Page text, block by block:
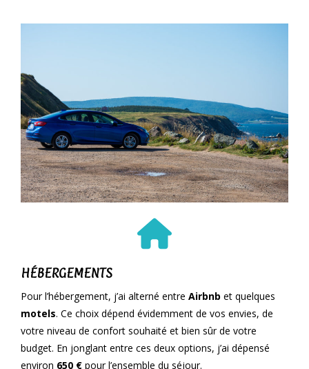
HÉBERGEMENTS
Pour l’hébergement, j’ai alterné entre Airbnb et quelques
motels. Ce choix dépend évidemment de vos envies, de
votre niveau de confort souhaité et bien sûr de votre
budget. En jonglant entre ces deux options, j’ai dépensé
environ 650 € pour l’ensemble du séjour.